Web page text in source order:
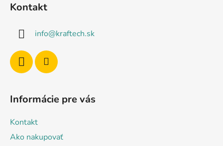
Kontakt
info@kraftech.sk
Informácie pre vás
Kontakt
Ako nakupovať